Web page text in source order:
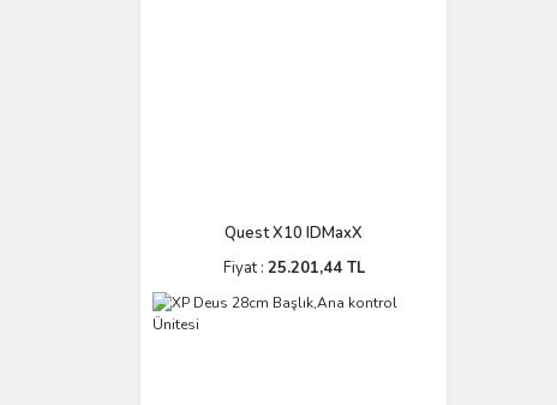
Quest X10 IDMaxX
Fiyat : 25.201,44 TL